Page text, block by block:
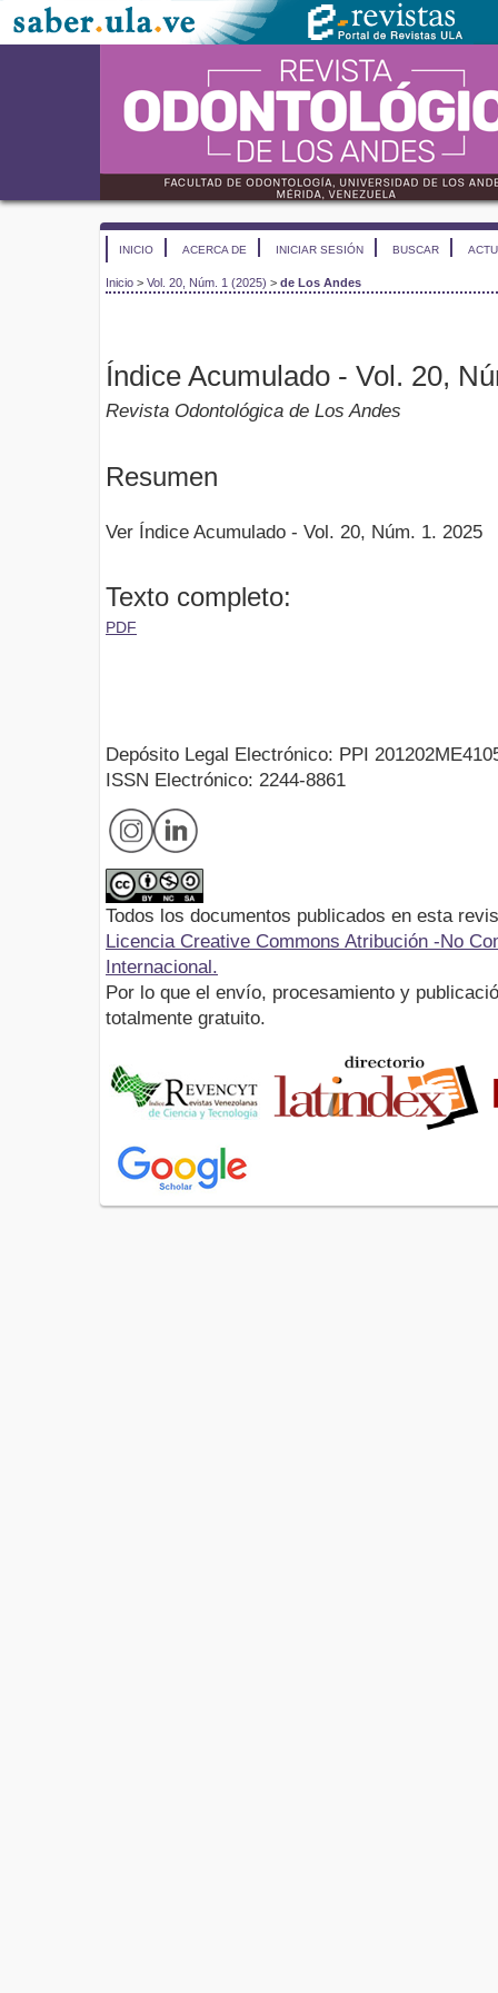
INICIO ACERCA DE INICIAR SESIÓN BUSCAR
Inicio > Vol. 20, Núm. 1 (2025) > de Los Andes
Índice Acumulado - Vol. 20,
Revista Odontológica de Los Andes
Resumen
Ver Índice Acumulado - Vol. 20, Núm. 1. 2025
Texto completo:
PDF
Depósito Legal Electrónico: PPI
ISSN Electrónico: 2244-8861
Todos los documentos publicados en esta
Licencia Creative Commons Atribución -No
Internacional.
Por lo que el envío, procesamiento y
totalmente gratuito.